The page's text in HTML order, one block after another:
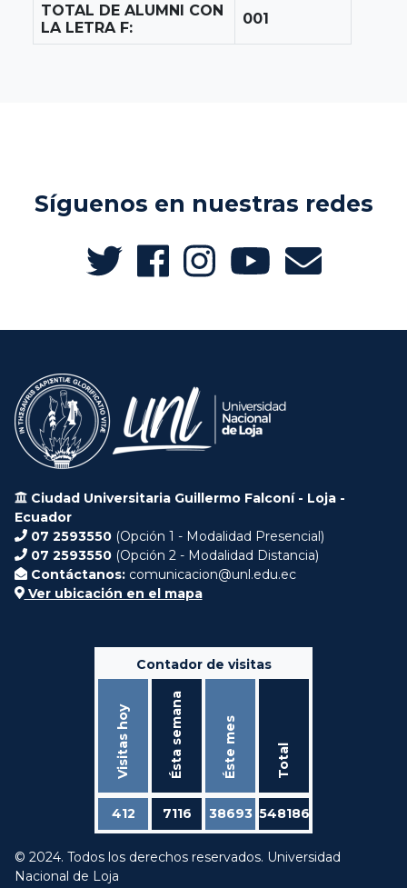
TOTAL DE ALUMNI CON
LA LETRA F:
001
Síguenos en nuestras redes
Ciudad Universitaria Guillermo Falconí - Loja -
Ecuador
07 2593550 (Opción 1 - Modalidad Presencial)
07 2593550 (Opción 2 - Modalidad Distancia)
Contáctanos: comunicacion@unl.edu.ec
Ver ubicación en el mapa
Contador de visitas
Visitas hoy Ésta semana Éste mes Total
412 7116 38693 548186
© 2024. Todos los derechos reservados. Universidad
Nacional de Loja